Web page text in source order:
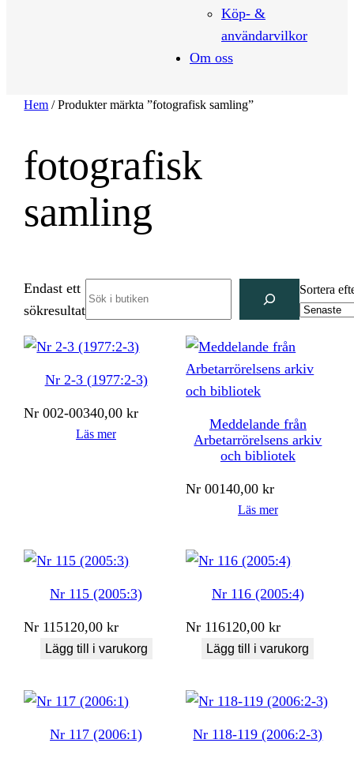
Köp- &
användarvilkor
Om oss
Hem / Produkter märkta ”fotografisk samling”
fotografisk
samling
Endast ett
sökresultat
Sortera
Nr 2-3 (1977:2-3)
Nr 002-00340,00kr
Läs mer
Meddelande från
Arbetarrörelsens arkiv
och bibliotek
Nr 00140,00kr
Läs mer
Nr 115 (2005:3)
Nr 115120,00kr
Lägg till i varukorg
Nr 116 (2005:4)
Nr 116120,00kr
Lägg till i varukorg
Nr 117 (2006:1) Nr 118-119 (2006:2-3)